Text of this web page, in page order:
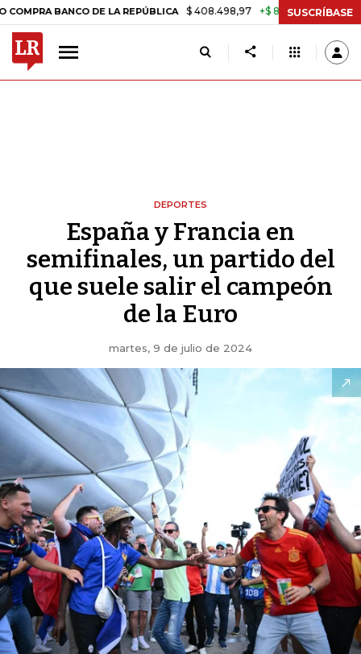
BANCO DE LA REPÚBLICA $ 408.498,97 +$ 8.753,81 +2,19% TASA
SUSCRÍBASE
DEPORTES
España y Francia en
semifinales, un partido del
que suele salir el campeón
de la Euro
martes, 9 de julio de 2024